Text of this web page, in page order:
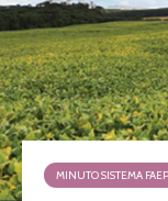
MINUTO SISTEMA FAEP